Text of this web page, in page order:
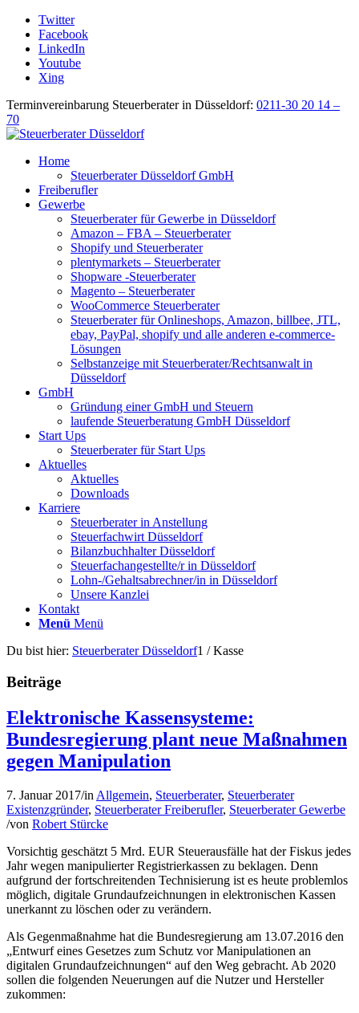
Twitter
Facebook
LinkedIn
Youtube
Xing
Terminvereinbarung Steuerberater in Düsseldorf: 0211-30 20 14 –
70
Home
Steuerberater Düsseldorf GmbH
Freiberufler
Gewerbe
Steuerberater für Gewerbe in Düsseldorf
Amazon – FBA – Steuerberater
Shopify und Steuerberater
plentymarkets – Steuerberater
Shopware -Steuerberater
Magento – Steuerberater
WooCommerce Steuerberater
Steuerberater für Onlineshops, Amazon, billbee, JTL,
ebay, PayPal, shopify und alle anderen e-commerce-
Lösungen
Selbstanzeige mit Steuerberater/Rechtsanwalt in
Düsseldorf
GmbH
Gründung einer GmbH und Steuern
laufende Steuerberatung GmbH Düsseldorf
Start Ups
Steuerberater für Start Ups
Aktuelles
Aktuelles
Downloads
Karriere
Steuerberater in Anstellung
Steuerfachwirt Düsseldorf
Bilanzbuchhalter Düsseldorf
Steuerfachangestellte/r in Düsseldorf
Lohn-/Gehaltsabrechner/in in Düsseldorf
Unsere Kanzlei
Kontakt
Menü Menü
Du bist hier: Steuerberater Düsseldorf1 / Kasse
Beiträge
Elektronische Kassensysteme:
Bundesregierung plant neue Maßnahmen
gegen Manipulation
7. Januar 2017/in Allgemein, Steuerberater, Steuerberater
Existenzgründer, Steuerberater Freiberufler, Steuerberater Gewerbe
/von Robert Stürcke
Vorsichtig geschätzt 5 Mrd. EUR Steuerausfälle hat der Fiskus jedes
Jahr wegen manipulierter Registrierkassen zu beklagen. Denn
aufgrund der fortschreitenden Technisierung ist es heute problemlos
möglich, digitale Grundaufzeichnungen in elektronischen Kassen
unerkannt zu löschen oder zu verändern.
Als Gegenmaßnahme hat die Bundesregierung am 13.07.2016 den
„Entwurf eines Gesetzes zum Schutz vor Manipulationen an
digitalen Grundaufzeichnungen“ auf den Weg gebracht. Ab 2020
sollen die folgenden Neuerungen auf die Nutzer und Hersteller
zukommen: